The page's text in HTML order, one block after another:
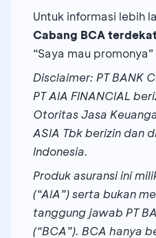
Miliar
≥ 1
Miliar
*Khusus produk
(JIMI), hanya berlaku
pembayaran 5 Pay /
Obligasi)
equivalent ≥
Rp 500 Juta
yang leave
webform
website
bca.co.id
Berikut simulasi total
didapatkan nasabah:
Contoh 1:
Ibu Rina (40 th)
BCA danexisting
produk Maxi Value
rider PHS Extra
baru) dengan mengisi
button “Ajukan
Premi Ibu Rina adalah
dengan cara bayar
Untuk informasi lebih
Cabang BCA
“Saya mau
Disclaimer: PT BANK
PT AIA FINANCIAL
Otoritas Jasa
ASIA Tbk berizin dan
Indonesia.
Produk asuransi ini
(“AIA”) serta bukan
tanggung jawab PT
(“BCA”). BCA hanya